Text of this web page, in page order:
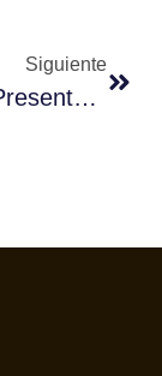
Siguiente
Compak Presenta Cube Tamp, Su Nueva Prensa Automática De Café